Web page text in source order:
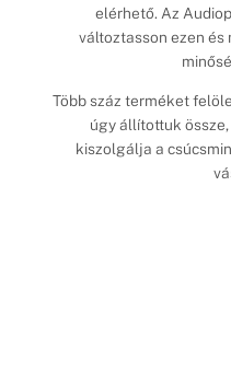
elérhető. Az
változtasson ezen és
Több száz terméket
úgy állítottuk
kiszolgálja a